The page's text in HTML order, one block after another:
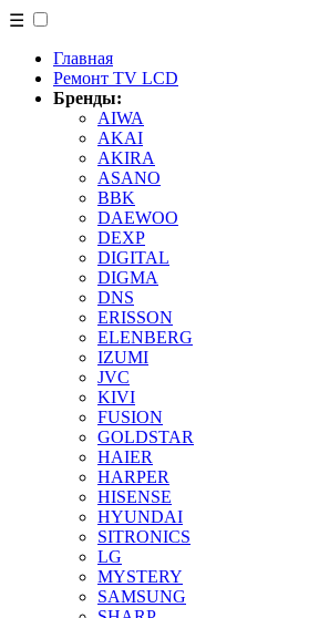
☰
Главная
Ремонт TV LCD
Бренды:
AIWA
AKAI
AKIRA
ASANO
BBK
DAEWOO
DEXP
DIGITAL
DIGMA
DNS
ERISSON
ELENBERG
IZUMI
JVC
KIVI
FUSION
GOLDSTAR
HAIER
HARPER
HISENSE
HYUNDAI
SITRONICS
LG
MYSTERY
SAMSUNG